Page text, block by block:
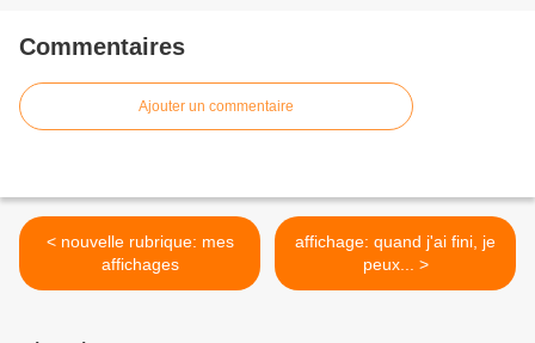
Commentaires
Ajouter un commentaire
< nouvelle rubrique: mes
affichages
affichage: quand j'ai fini, je
peux... >